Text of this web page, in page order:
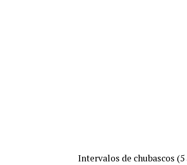
Intervalos de chubascos